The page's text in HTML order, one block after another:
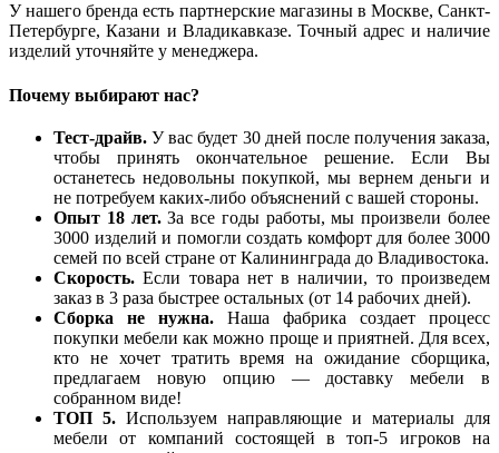
У нашего бренда есть партнерские магазины в Москве, Санкт-
Петербурге, Казани и Владикавказе. Точный адрес и наличие
изделий уточняйте у менеджера.
Почему выбирают нас?
Тест-драйв. У вас будет 30 дней после получения заказа,
чтобы принять окончательное решение. Если Вы
останетесь недовольны покупкой, мы вернем деньги и
не потребуем каких-либо объяснений с вашей стороны.
Опыт 18 лет.За все годы работы, мы произвели более
3000 изделий и помогли создать комфорт для более 3000
семей по всей стране от Калининграда до Владивостока.
Скорость. Если товара нет в наличии, то произведем
заказ в 3 раза быстрее остальных (от 14 рабочих дней).
Сборка не нужна. Наша фабрика создает процесс
покупки мебели как можно проще и приятней. Для всех,
кто не хочет тратить время на ожидание сборщика,
предлагаем новую опцию — доставку мебели в
собранном виде!
ТОП 5. Используем направляющие и материалы для
мебели от компаний состоящей в топ-5 игроков на